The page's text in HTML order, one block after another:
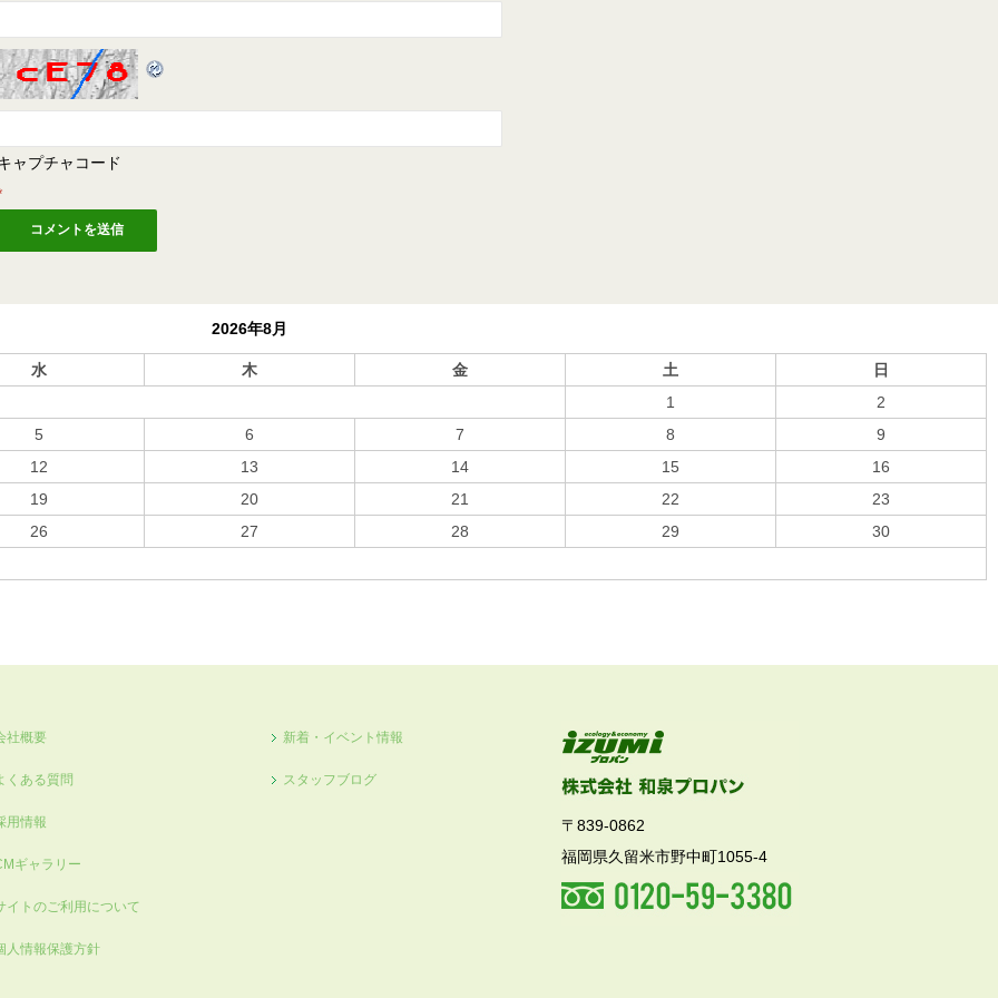
ャプチャコード
2026年8月
水 木 金 土
日
1
2
5 6 7 8
9
12 13 14 15
16
19 20 21 22
23
26 27 28 29
30
社概要
くある質問
用情報
ギャラリー
イトのご利用について
人情報保護方針
新着・イベント情報
スタッフブログ
〒839-0862
福岡県久留米市野中町1055-4